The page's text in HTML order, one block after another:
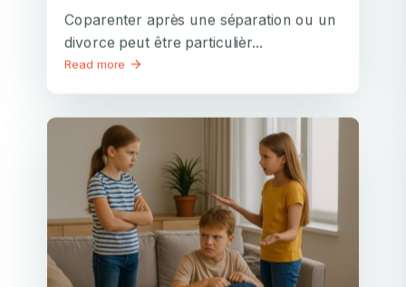
Coparenter après une séparation ou un
divorce peut être particulièr...
Read more
Mon email
Mon email
Mot de passe